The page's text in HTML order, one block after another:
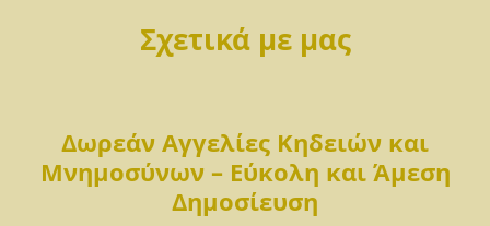
Σχετικά με μας
Δωρεάν Αγγελίες Κηδειών και
Μνημοσύνων – Εύκολη και Άμεση
Δημοσίευση